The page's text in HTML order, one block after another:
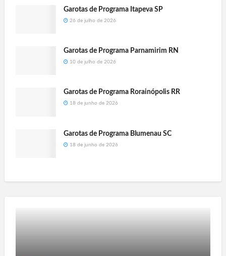
Garotas de Programa Itapeva SP
26 de julho de 2026
Garotas de Programa Parnamirim RN
10 de julho de 2026
Garotas de Programa Rorainópolis RR
18 de junho de 2026
Garotas de Programa Blumenau SC
18 de junho de 2026